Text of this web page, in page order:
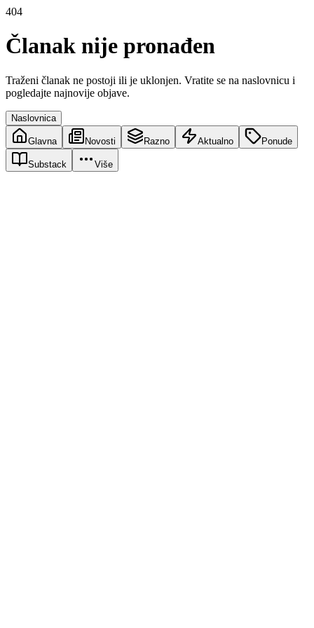
404
Članak nije pronađen
Traženi članak ne postoji ili je uklonjen. Vratite se na naslovnicu i
pogledajte najnovije objave.
Naslovnica
Glavna Novosti Razno Aktualno Ponude
Substack Više